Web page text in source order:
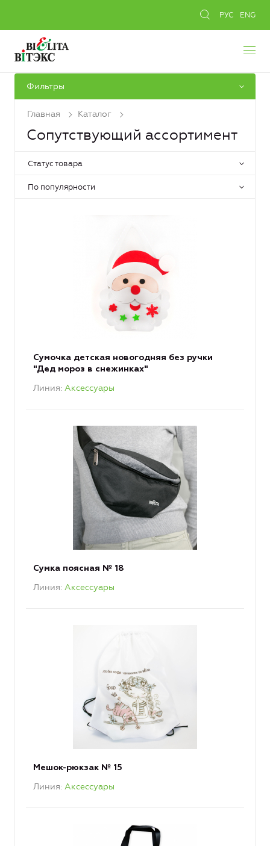
РУС ENG
Фильтры
Главная Каталог
Сопутствующий ассортимент
Статус товара
По популярности
Сумочка детская новогодняя без ручки
"Дед мороз в снежинках"
Линия Аксессуары
Сумка поясная № 18
Линия Аксессуары
Мешок-рюкзак № 15
Линия Аксессуары